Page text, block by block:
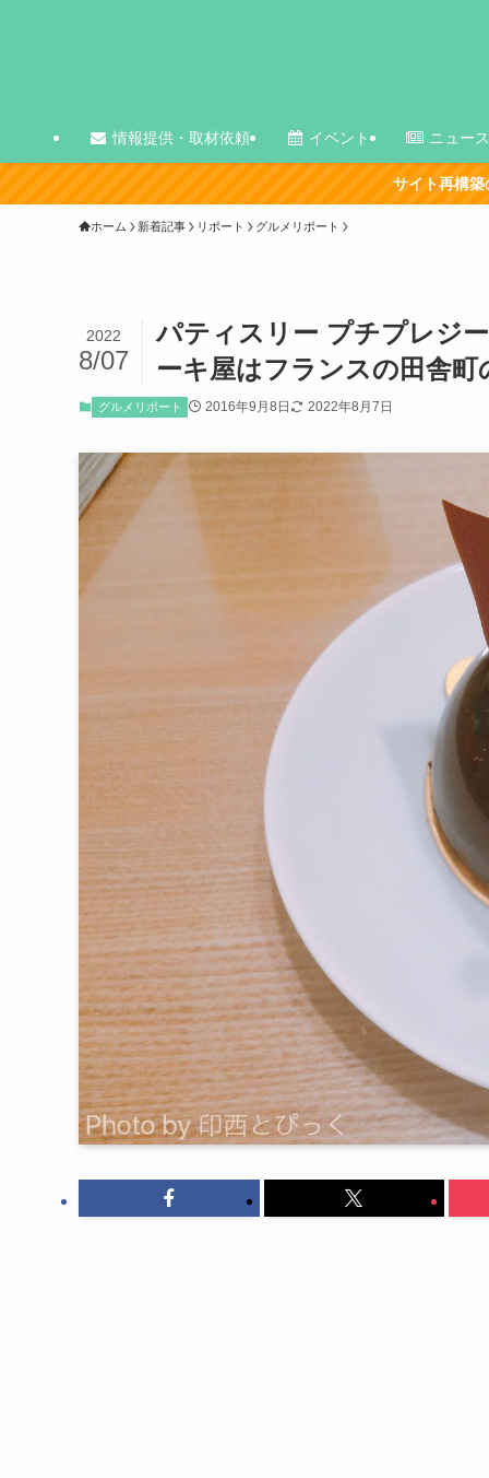
情報提供・取材依頼 イベント ニュース
サイト再構築の影響で、古い記事を中
ホーム 新着記事 リポート グルメリポート
パティスリー プチプレジ
ーキ屋はフランスの田舎
2022
8/07
グルメリポート 2016年9月8日 2022年8月7日